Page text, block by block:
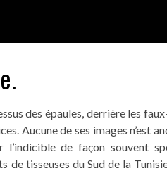
des épaules, derrière les
Aucune de ses images n’est
de façon souvent
de tisseuses du Sud de la